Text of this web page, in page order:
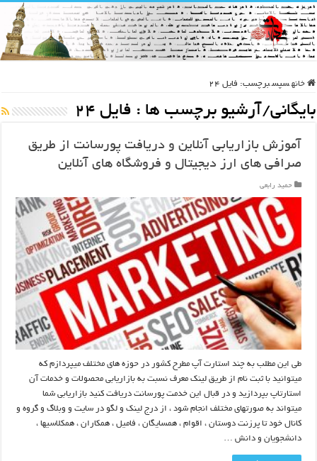
خانه سپس برچسب: فایل 24
بایگانی/آرشیو برچسب ها : فایل 24
آموزش بازاریابی آنلاین و دریافت پورسانت از طریق
صرافی های ارز دیجیتال و فروشگاه های آنلاین
حمید رابعی
طی این مطلب به چند استارت آپ مطرح کشور در حوزه های مختلف میپردازم که
میتوانید با ثبت نام از طریق لینک معرف نسبت به بازاریابی محصولات و خدمات آن
استارتاپ بپردازید و در قبال این خدمت پورسانت دریافت کنید بازاریابی شما
میتواند به صورتهای مختلف انجام شود ، از درج لینک و لگو در سایت و وبلاگ و گروه و
کانال خود تا پرزنت دوستان ، اقوام ، همسایگان ، فامیل ، همکاران ، همکلاسیها ،
دانشجویان و دانش …